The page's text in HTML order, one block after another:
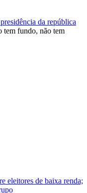
da república
tem fundo, não tem
eleitores de baixa renda;